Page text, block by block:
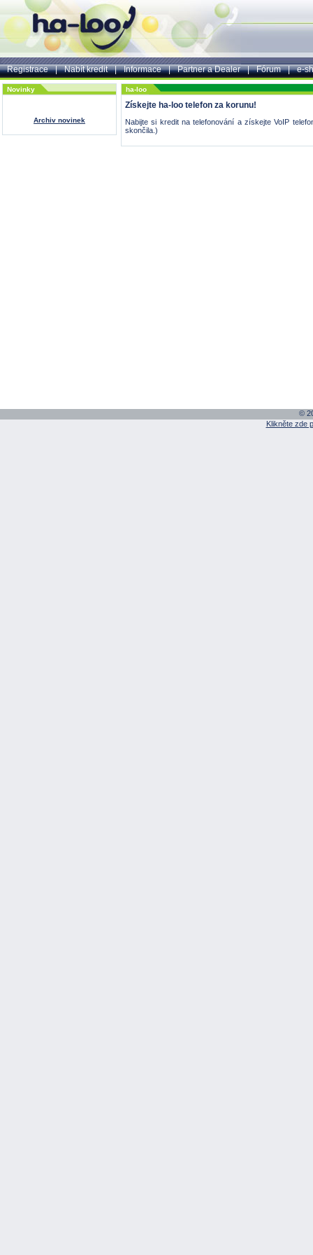
Registrace | Nabít kredit | Informace | Partner a Dealer | Fórum | e-
Novinky
Archiv novinek
ha-loo
Získejte ha-loo telefon za korunu!
Nabijte si kredit na telefonování a získejte VoIP
skončila.)
©
Klikněte zde